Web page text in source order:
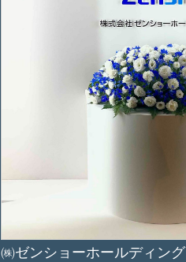
㈱ゼンショーホールディン